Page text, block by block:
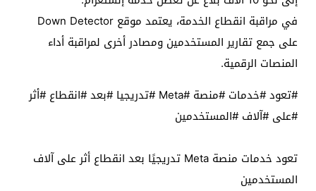
في مراقبة انقطاع الخدمة، يعتمد موقع Down Detector
على جمع تقارير المستخدمين ومصادر أخرى لمراقبة أداء
المنصات الرقمية.
#تعود #خدمات #منصة #Meta #تدريجيا #بعد #انقطاع #أثر
#على #آلاف #المستخدمين
تعود خدمات منصة Meta تدريجيًا بعد انقطاع أثر على آلاف
المستخدمين